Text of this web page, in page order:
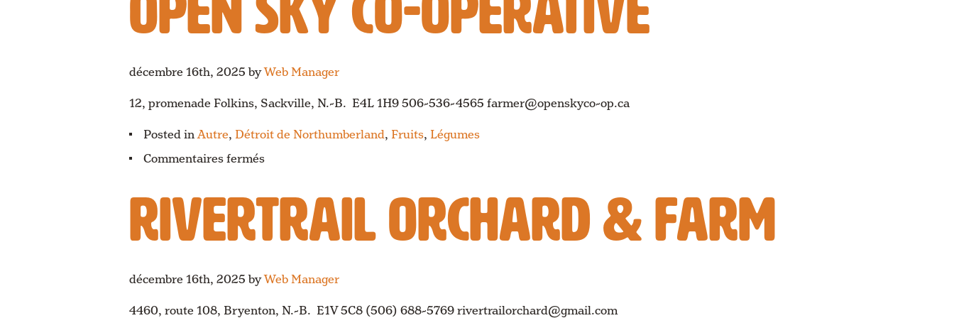
décembre 16th, 2025 byWeb Manager
12, promenade Folkins, Sackville, N.-B. E4L 1H9 506-536-4565 farmer@openskyco-op.ca
Posted inAutre, Détroit de Northumberland, Fruits, Légumes
Commentaires ferméssur
Co-
operative
RIVERTRAIL ORCHARD & FARM
décembre 16th, 2025 byWeb Manager
4460, route 108, Bryenton, N.-B. E1V 5C8 (506) 688-5769 rivertrailorchard@gmail.com